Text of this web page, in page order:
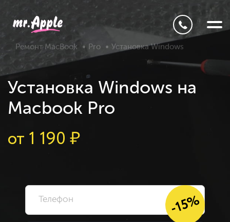
Ремонт MacBook Pro Установка Windows
Установка Windows на
Macbook Pro
от 1 190 ₽
-15%